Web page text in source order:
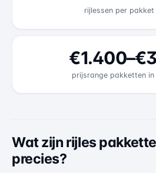
rijlessen per
prijsrange pakketten in
Wat zijn rijles
precies?